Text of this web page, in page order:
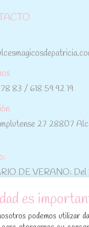
83 / 618 59 92 19
27 28807
DE VERANO: Del
las promociones y
es
podemos utilizar